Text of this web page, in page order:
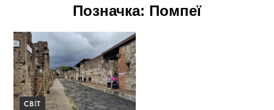
Позначка: Помпеї
СВІТ